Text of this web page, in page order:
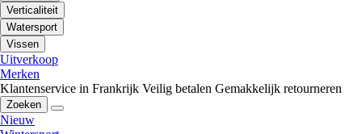
Verticaliteit
Watersport
Vissen
Uitverkoop
Merken
Klantenservice in Frankrijk Veilig betalen Gemakkelijk retourneren
Zoeken
Nieuw